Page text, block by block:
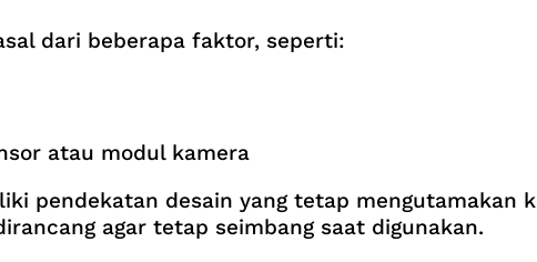
dari beberapa faktor, seperti:
atau modul kamera
pendekatan desain yang tetap mengutamakan
agar tetap seimbang saat digunakan.